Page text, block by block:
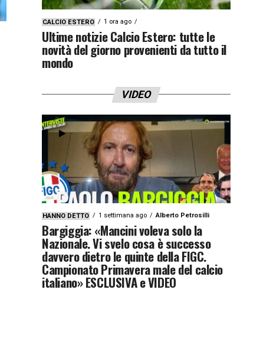
CALCIO ESTERO 1 ora ago
Ultime notizie Calcio Estero: tutte le
novità del giorno provenienti da tutto il
mondo
VIDEO
HANNO DETTO 1 settimana ago Alberto Petrosilli
Bargiggia: «Mancini voleva solo la
Nazionale. Vi svelo cosa è successo
davvero dietro le quinte della FIGC.
Campionato Primavera male del calcio
italiano» ESCLUSIVA e VIDEO